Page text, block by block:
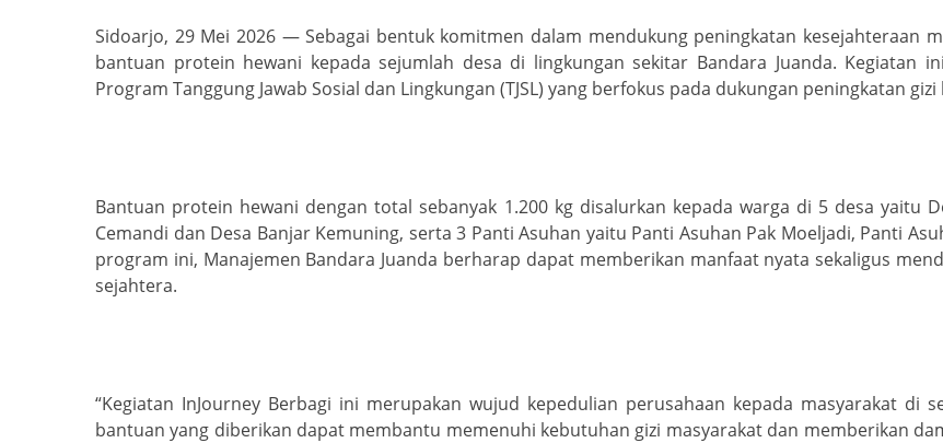
Sidoarjo, 29 Mei 2026 — Sebagai bentuk komitmen dalam mendukung peningkatan kesejahteraan
bantuan protein hewani kepada sejumlah desa di lingkungan sekitar Bandara Juanda. Kegiatan
Program Tanggung Jawab Sosial dan Lingkungan (TJSL) yang berfokus pada dukungan peningkatan
Bantuan protein hewani dengan total sebanyak 1.200 kg disalurkan kepada warga di 5 desa yaitu
Cemandi dan Desa Banjar Kemuning, serta 3 Panti Asuhan yaitu Panti Asuhan Pak Moeljadi, Panti
program ini, Manajemen Bandara Juanda berharap dapat memberikan manfaat nyata sekaligus
sejahtera.
“Kegiatan InJourney Berbagi ini merupakan wujud kepedulian perusahaan kepada masyarakat di
bantuan yang diberikan dapat membantu memenuhi kebutuhan gizi masyarakat dan memberikan